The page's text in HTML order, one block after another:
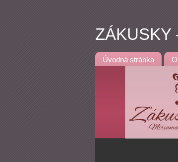
ZÁKUSKY
Úvodná stránka